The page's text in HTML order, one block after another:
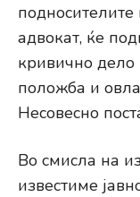
адвокат, ќе
кривично
положба и
Несовесно
Во смисла на
известиме